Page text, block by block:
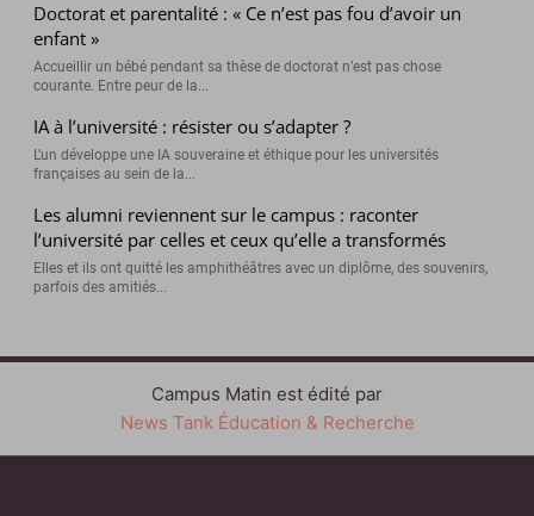
Doctorat et parentalité : « Ce n’est pas fou d’avoir un
enfant »
Accueillir un bébé pendant sa thèse de doctorat n’est pas chose
courante. Entre peur de la...
IA à l’université : résister ou s’adapter ?
L’un développe une IA souveraine et éthique pour les universités
françaises au sein de la...
Les alumni reviennent sur le campus : raconter
l’université par celles et ceux qu’elle a transformés
Elles et ils ont quitté les amphithéâtres avec un diplôme, des souvenirs,
parfois des amitiés...
Campus Matin est édité par
News Tank Éducation & Recherche